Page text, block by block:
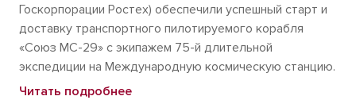
Госкорпорации Ростех) обеспечили успешный старт и
доставку транспортного пилотируемого корабля
«Союз МС-29» с экипажем 75-й длительной
экспедиции на Международную космическую станцию.
Читать подробнее